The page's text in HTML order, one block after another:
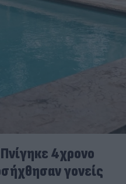
4χρονο
γονείς